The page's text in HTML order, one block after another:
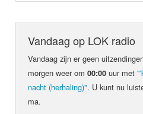
Vandaag op LOK radio
Vandaag zijn er geen
morgen weer om00:00 uur met
nacht (herhaling)". U kunt nu
ma.